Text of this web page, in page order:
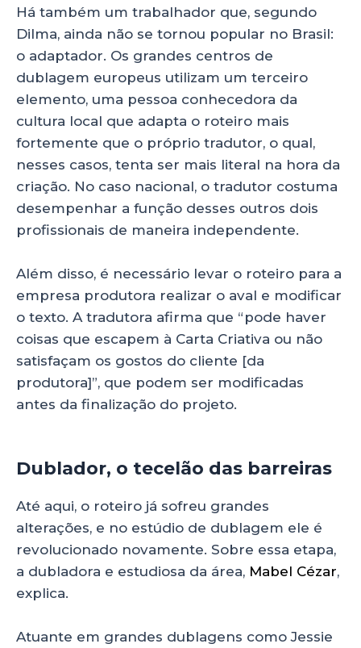
Há também um trabalhador que, segundo
Dilma, ainda não se tornou popular no Brasil:
o adaptador. Os grandes centros de
dublagem europeus utilizam um terceiro
elemento, uma pessoa conhecedora da
cultura local que adapta o roteiro mais
fortemente que o próprio tradutor, o qual,
nesses casos, tenta ser mais literal na hora da
criação. No caso nacional, o tradutor costuma
desempenhar a função desses outros dois
profissionais de maneira independente.
Além disso, é necessário levar o roteiro para a
empresa produtora realizar o aval e modificar
o texto. A tradutora afirma que “pode haver
coisas que escapem à Carta Criativa ou não
satisfaçam os gostos do cliente [da
produtora]”, que podem ser modificadas
antes da finalização do projeto.
Dublador, o tecelão das barreiras
Até aqui, o roteiro já sofreu grandes
alterações, e no estúdio de dublagem ele é
revolucionado novamente. Sobre essa etapa,
a dubladora e estudiosa da área, Mabel Cézar,
explica.
Atuante em grandes dublagens como Jessie